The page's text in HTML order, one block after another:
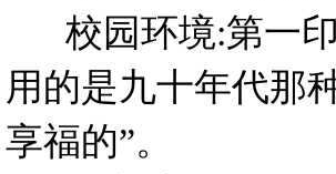
校园环境:第一印
用的是九十年代那
享福的”。